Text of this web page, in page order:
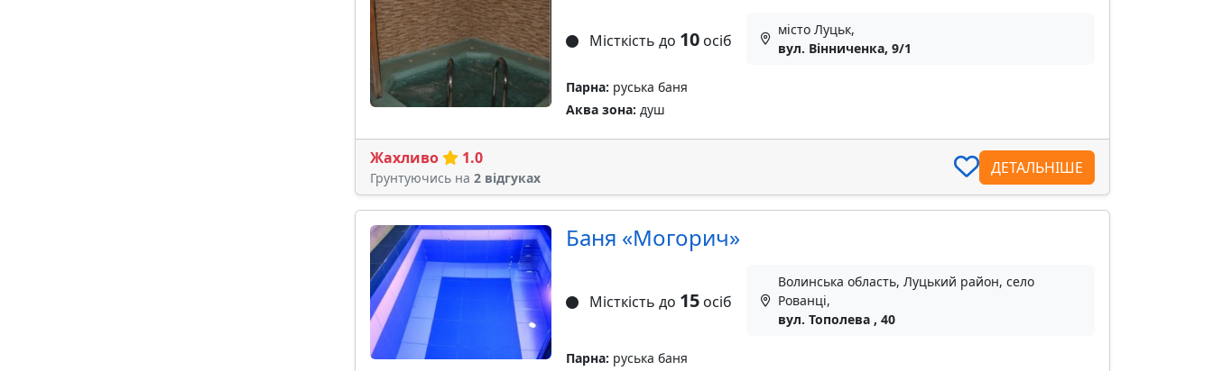
Місткість до 10осіб
місто Луцьк,
вул. Вінниченка, 9/1
Парна: руська баня
Аква зона: душ
Жахливо 1.0
Грунтуючись на 2 відгуках
ДЕТАЛЬНІШЕ
Баня «Могорич»
Місткість до 15осіб
Волинська область, Луцький район, село
Рованці,
вул. Тополева , 40
Парна: руська баня